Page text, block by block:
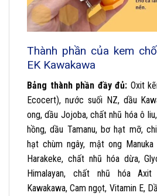
Thành phần của kem
EK Kawakawa
Bảng thành phần đầy đủ: Oxit
Ecocert), nước suối NZ, dầu
ong, dầu Jojoba, chất nhũ hóa ô
hồng, dầu Tamanu, bơ hạt mỡ,
hạt chùm ngây, mật ong
Harakeke, chất nhũ hóa dừa,
Himalayan, chất nhũ hóa
Kawakawa, Cam ngọt, Vitamin E,